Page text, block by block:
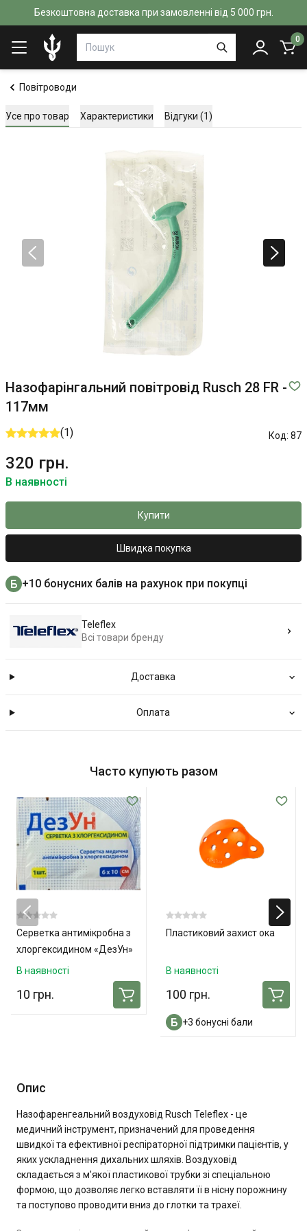
Безкоштовна доставка при замовленні від 5 000 грн.
0
Повітроводи
Усе про товар Характеристики Відгуки (1)
Назофарінгальний повітровід Rusch 28 FR -
117мм
(1) Код: 87
320 грн.
В наявності
Купити
Швидка покупка
+10 бонусних балів на рахунок при покупці
Teleflex
Всі товари бренду
Доставка
Оплата
Часто купують разом
Серветка антимікробна з
хлоргексидином «ДезУн»
В наявності
10 грн.
Пластиковий захист ока
В наявності
100 грн.
+3 бонусні бали
Опис
Назофаренгеальний воздуховід Rusch Teleflex - це
медичний інструмент, призначений для проведення
швидкої та ефективної респіраторної підтримки пацієнтів, у
яких ускладнення дихальних шляхів. Воздуховід
складається з м'якої пластикової трубки зі спеціальною
формою, що дозволяє легко вставляти її в нісну порожнину
та поступово проводити вниз до глотки та трахеї.